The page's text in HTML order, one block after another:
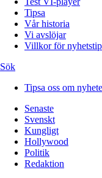
Tipsa
Vår historia
Vi avslöjar
Villkor för
Sök
Tipsa oss om
Senaste
Svenskt
Kungligt
Hollywood
Politik
Redaktion